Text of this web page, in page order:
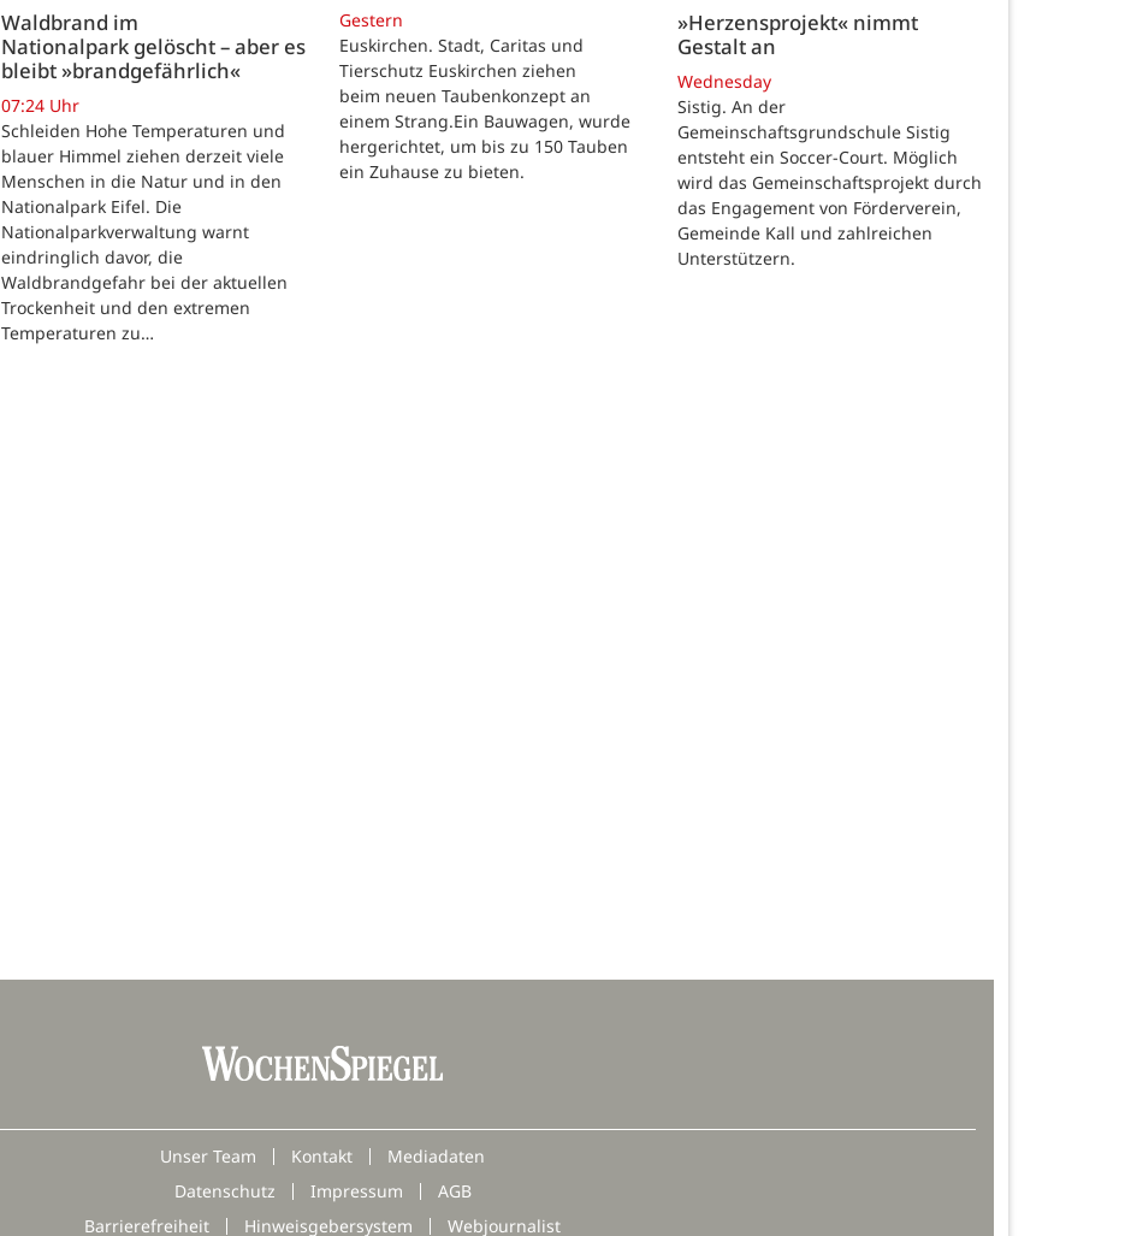
Waldbrand im
Nationalpark gelöscht – aber es
bleibt »brandgefährlich«
07:24 Uhr
Schleiden Hohe Temperaturen und
blauer Himmel ziehen derzeit viele
Menschen in die Natur und in den
Nationalpark Eifel. Die
Nationalparkverwaltung warnt
eindringlich davor, die
Waldbrandgefahr bei der aktuellen
Trockenheit und den extremen
Temperaturen zu…
Gestern
Euskirchen. Stadt, Caritas und
Tierschutz Euskirchen ziehen
beim neuen Taubenkonzept an
einem Strang.Ein Bauwagen, wurde
hergerichtet, um bis zu 150 Tauben
ein Zuhause zu bieten.
»Herzensprojekt« nimmt
Gestalt an
Wednesday
Sistig. An der
Gemeinschaftsgrundschule Sistig
entsteht ein Soccer-Court. Möglich
wird das Gemeinschaftsprojekt durch
das Engagement von Förderverein,
Gemeinde Kall und zahlreichen
Unterstützern.
Unser Team Kontakt
Mediadaten
Datenschutz
Impressum
AGB
Barrierefreiheit
Hinweisgebersystem Webjournalist